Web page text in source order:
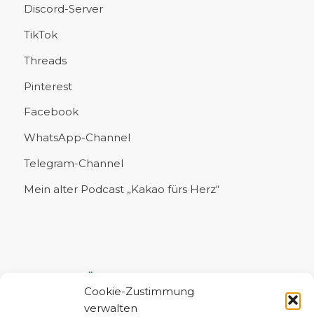
Cookie-Zustimmung
verwalten
Discord-Server
TikTok
Threads
Pinterest
Facebook
WhatsApp-Channel
Telegram-Channel
Mein alter Podcast „Kakao fürs Herz“